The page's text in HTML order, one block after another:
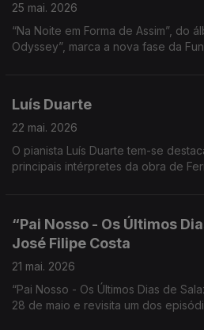
25 mai. 2026
“Na Noite em Forma de Assim”, do
Odyssey”, marca a nova fase da
Luís Duarte
22 mai. 2026
O pianista Luís Duarte tem-se
principais intérpretes da obra de
“Pai Nosso - Os Últimos
José Filipe Costa
21 mai. 2026
“Pai Nosso - Os Últimos Dias de Salazar” estreia nos
28 de maio e revisita um dos